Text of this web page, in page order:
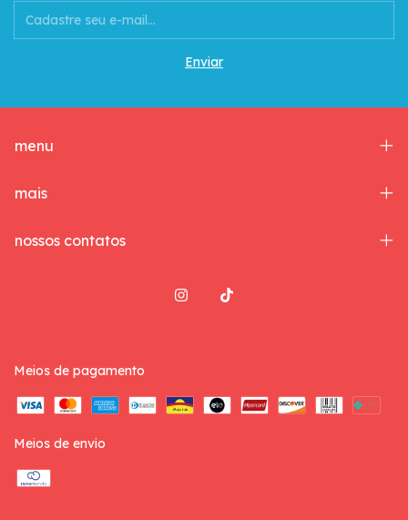
menu
mais
nossos contatos
Meios de pagamento
Meios de envio